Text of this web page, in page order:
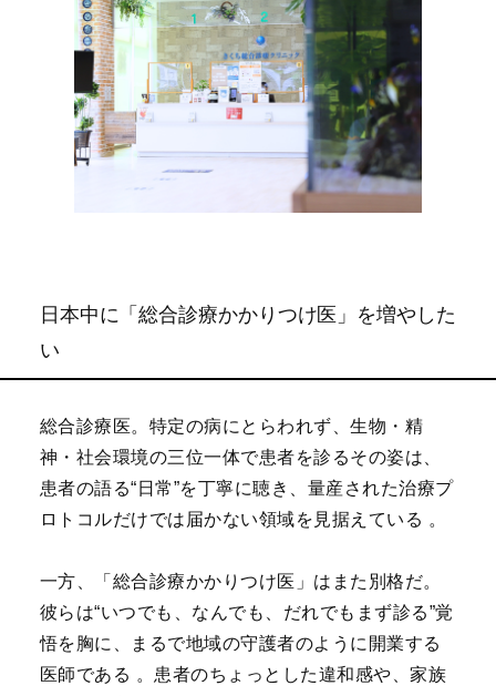
日本中に「総合診療かかりつけ医」を増やした
い
総合診療医。特定の病にとらわれず、生物・精
神・社会環境の三位一体で患者を診るその姿は、
患者の語る“日常”を丁寧に聴き、量産された治療プ
ロトコルだけでは届かない領域を見据えている 。
一方、「総合診療かかりつけ医」はまた別格だ。
彼らは“いつでも、なんでも、だれでもまず診る”覚
悟を胸に、まるで地域の守護者のように開業する
医師である 。患者のちょっとした違和感や、家族